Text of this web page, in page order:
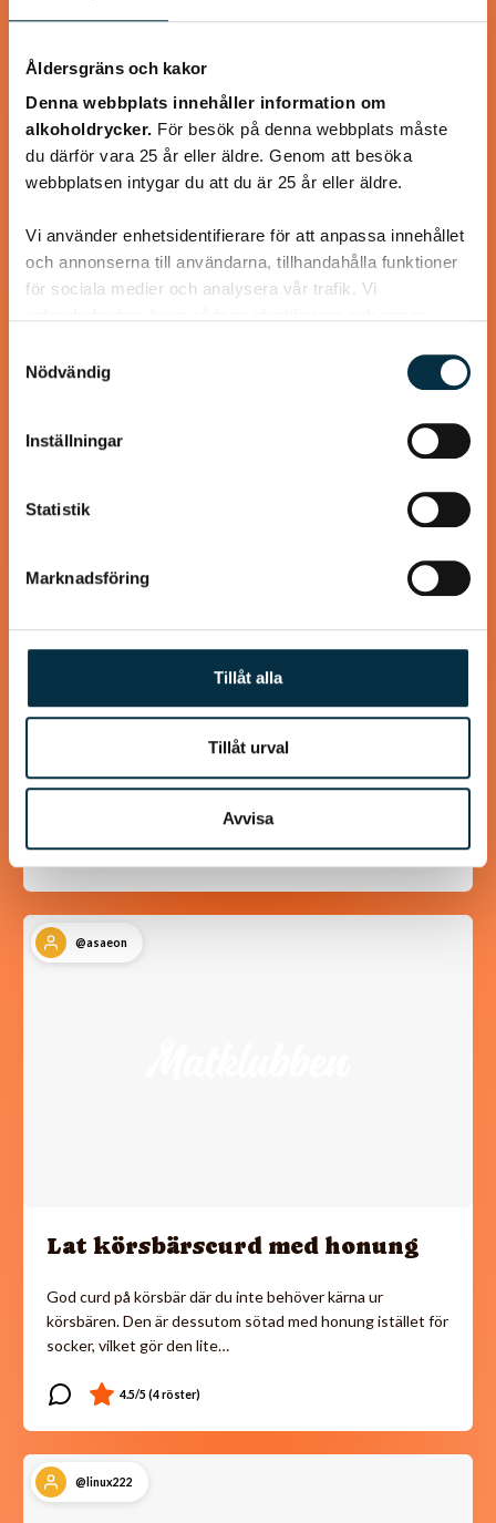
Åldersgräns och kakor
Denna webbplats innehåller information om
alkoholdrycker. För besök på denna webbplats måste
du därför vara 25 år eller äldre. Genom att besöka
webbplatsen intygar du att du är 25 år eller äldre.
Vi använder enhetsidentifierare för att anpassa innehållet
och annonserna till användarna, tillhandahålla funktioner
för sociala medier och analysera vår trafik. Vi
annons- och analysföretag som vi samarbetar med.
Dessa kan i sin tur kombinera informationen med annan
information som du har tillhandahållit eller som de har
samlat in när du har använt deras tjänster.
Nödvändig
Inställningar
Statistik
Marknadsföring
Tillåt alla
Tillåt urval
Avvisa
Turkisk köfte
En längtan till Turkisk mat
Kanel- och sojastekta
kycklingsköttbullar
@asaeon
Lat körsbärscurd med honung
God curd på körsbär där du inte behöver kärna ur
körsbären. Den är dessutom sötad med honung istället för
socker, vilket gör den lite…
@linux222